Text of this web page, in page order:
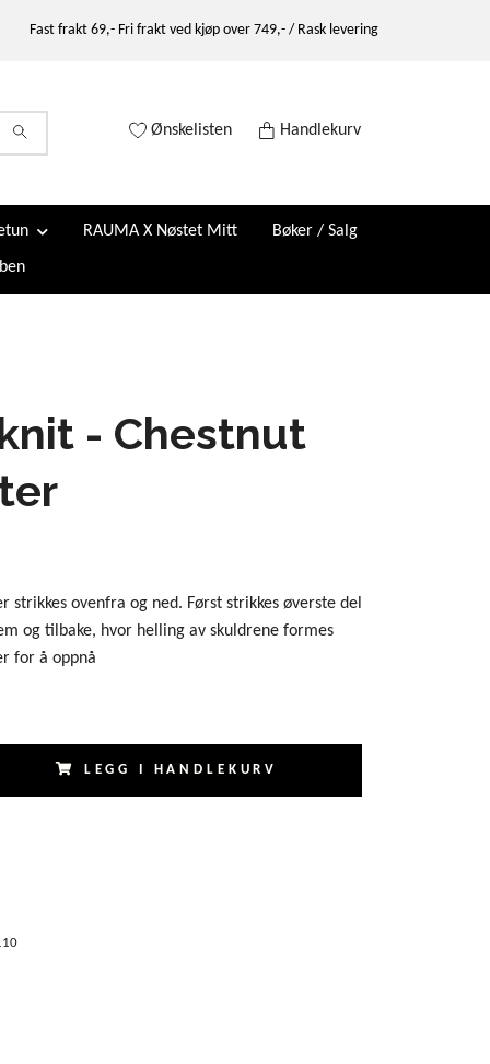
Fast frakt 69,- Fri frakt ved kjøp over 749,- / Rask levering
Ønskelisten Handlekurv
RAUMA X Nøstet Mitt Bøker / Salg
- Chestnut
strikkes ovenfra og ned. Først strikkes øverste del
og tilbake, hvor helling av skuldrene formes
for å oppnå
LEGG I HANDLEKURV